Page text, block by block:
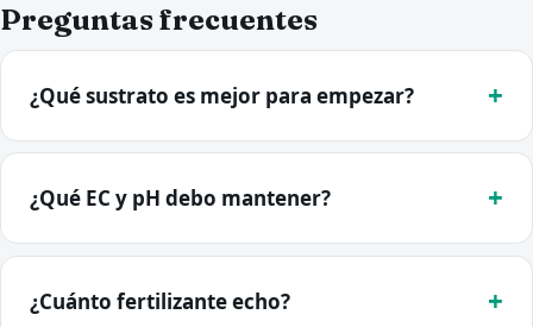
Preguntas frecuentes
¿Qué sustrato es mejor para empezar?
¿Qué EC y pH debo mantener?
¿Cuánto fertilizante echo?